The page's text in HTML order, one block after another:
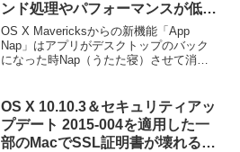
ンド処理やパフォーマンスが低下
するのはApp Napのせいかもしれ
ない。
OS X Mavericksからの新機能「App
Nap」はアプリがデスクトップのバック
になった時Nap（うたた寝）させて消費
したり、バックグラウンド処理を出来な
くさせたりする場合があるようだ。詳細
は以下から。
OS X 10.10.3＆セキュリティアッ
プデート 2015-004を適用した一
部のMacでSSL証明書が壊れる不